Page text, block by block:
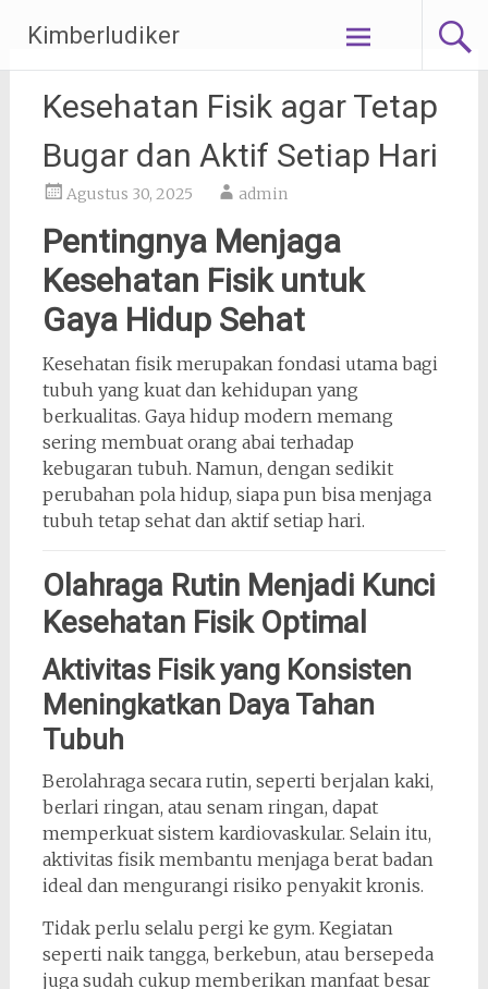
konten
Kimberludiker
Kesehatan Fisik agar Tetap
Bugar dan Aktif Setiap Hari
Agustus 30, 2025 admin
Pentingnya Menjaga
Kesehatan Fisik untuk
Gaya Hidup Sehat
Kesehatan fisik merupakan fondasi utama bagi
tubuh yang kuat dan kehidupan yang
berkualitas. Gaya hidup modern memang
sering membuat orang abai terhadap
kebugaran tubuh. Namun, dengan sedikit
perubahan pola hidup, siapa pun bisa menjaga
tubuh tetap sehat dan aktif setiap hari.
Olahraga Rutin Menjadi Kunci
Kesehatan Fisik Optimal
Aktivitas Fisik yang Konsisten
Meningkatkan Daya Tahan
Tubuh
Berolahraga secara rutin, seperti berjalan kaki,
berlari ringan, atau senam ringan, dapat
memperkuat sistem kardiovaskular. Selain itu,
aktivitas fisik membantu menjaga berat badan
ideal dan mengurangi risiko penyakit kronis.
Tidak perlu selalu pergi ke gym. Kegiatan
seperti naik tangga, berkebun, atau bersepeda
juga sudah cukup memberikan manfaat besar